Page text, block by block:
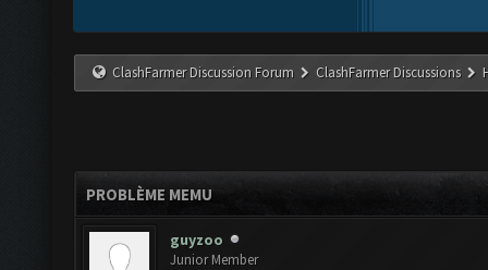
ClashFarmer Discussion Forum ClashFarmer Discussions
PROBLÈME MEMU
guyzoo
Junior Member